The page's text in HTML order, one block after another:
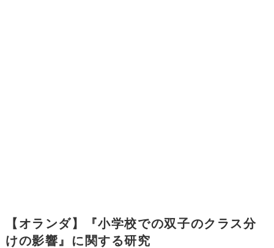
【オランダ】『小学校での双子のクラス分
けの影響』に関する研究